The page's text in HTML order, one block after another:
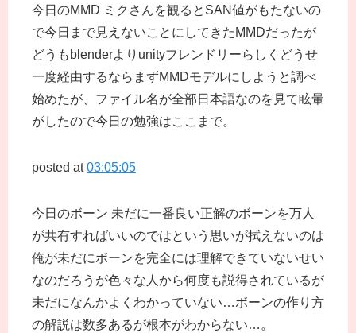
今日のMMD ミクさんを観るとSAN値がもたないの
で今日まで見えないことにしてきたMMDだったが
どうもblenderよりunityフレンドリーらしくどうせ
一度経由するならまずMMDモデルにしようと調べ
始めたが、ファイル名が全部日本語なのを見て眩暈
がしたので今日の勉強はここまで。
posted at03:05:05
今日のボーン 未だに一番良い正解のボーンを万人
が共有すればいいのではという思いが拭えないのは
俺が未だにボーンを完全には理解できていないせい
なのだろうが色々な人から何度も説得されているが
未だになんかよくわかっていない…ボーンの作り方
の解説は数多あるが根本がわからない…。